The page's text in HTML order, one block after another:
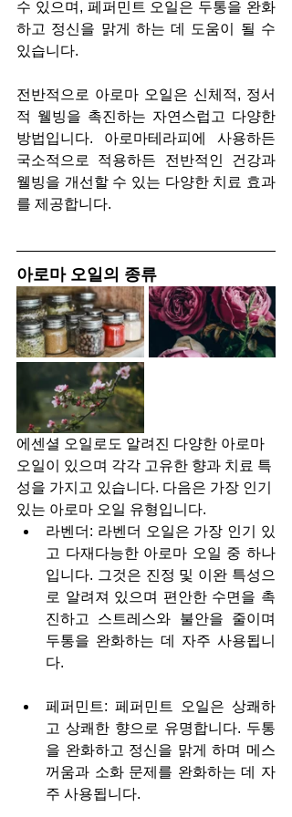
수 있으며, 페퍼민트 오일은 두통을 완화
하고 정신을 맑게 하는 데 도움이 될 수
있습니다.
전반적으로 아로마 오일은 신체적, 정서
적 웰빙을 촉진하는 자연스럽고 다양한
방법입니다. 아로마테라피에 사용하든
국소적으로 적용하든 전반적인 건강과
웰빙을 개선할 수 있는 다양한 치료 효과
를 제공합니다.
아로마 오일의 종류
에센셜 오일로도 알려진 다양한 아로마
오일이 있으며 각각 고유한 향과 치료 특
성을 가지고 있습니다. 다음은 가장 인기
있는 아로마 오일 유형입니다.
라벤더: 라벤더 오일은 가장 인기 있
고 다재다능한 아로마 오일 중 하나
입니다. 그것은 진정 및 이완 특성으
로 알려져 있으며 편안한 수면을 촉
진하고 스트레스와 불안을 줄이며
두통을 완화하는 데 자주 사용됩니
다.
페퍼민트: 페퍼민트 오일은 상쾌하
고 상쾌한 향으로 유명합니다. 두통
을 완화하고 정신을 맑게 하며 메스
꺼움과 소화 문제를 완화하는 데 자
주 사용됩니다.